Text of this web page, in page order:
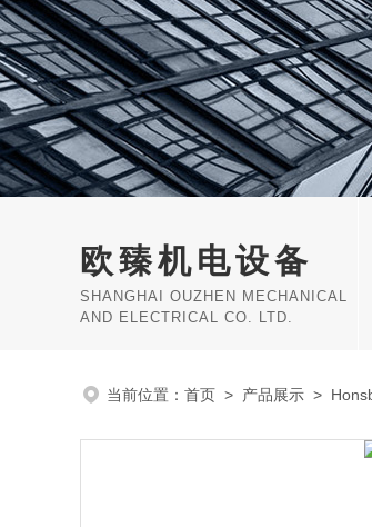
欧臻机电设备
SHANGHAI OUZHEN MECHANICAL
AND ELECTRICAL CO. LTD.
当前位置： 首页 > 产品展示 >